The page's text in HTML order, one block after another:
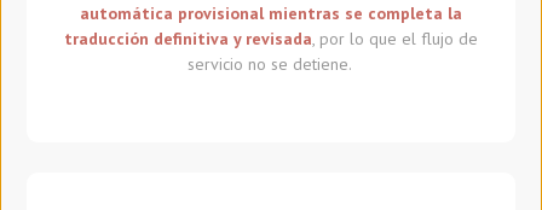
automática provisional mientras se completa la
traducción definitiva y revisada, por lo que el flujo de
servicio no se detiene.